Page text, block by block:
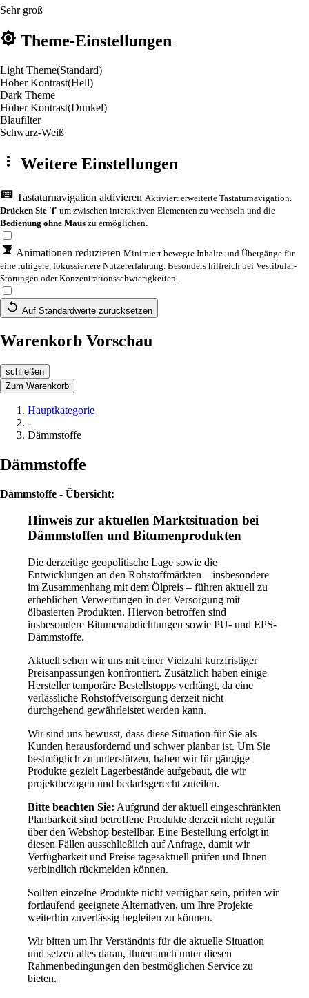
Sehr groß
Theme-Einstellungen
Light Theme(Standard)
Hoher Kontrast(Hell)
Dark Theme
Hoher Kontrast(Dunkel)
Blaufilter
Schwarz-Weiß
Weitere Einstellungen
Tastaturnavigation aktivieren Aktiviert erweiterte Tastaturnavigation.
Drücken Sie 'f' um zwischen interaktiven Elementen zu wechseln und die
Bedienung ohne Maus zu ermöglichen.
Animationen reduzieren Minimiert bewegte Inhalte und Übergänge für
eine ruhigere, fokussiertere Nutzererfahrung. Besonders hilfreich bei Vestibular-
Störungen oder Konzentrationsschwierigkeiten.
Auf Standardwerte zurücksetzen
Warenkorb Vorschau
schließen
Zum Warenkorb
Hauptkategorie
-
Dämmstoffe
Dämmstoffe
Dämmstoffe - Übersicht:
Hinweis zur aktuellen Marktsituation bei
Dämmstoffen und Bitumenprodukten
Die derzeitige geopolitische Lage sowie die
Entwicklungen an den Rohstoffmärkten – insbesondere
im Zusammenhang mit dem Ölpreis – führen aktuell zu
erheblichen Verwerfungen in der Versorgung mit
ölbasierten Produkten. Hiervon betroffen sind
insbesondere Bitumenabdichtungen sowie PU- und EPS-
Dämmstoffe.
Aktuell sehen wir uns mit einer Vielzahl kurzfristiger
Preisanpassungen konfrontiert. Zusätzlich haben einige
Hersteller temporäre Bestellstopps verhängt, da eine
verlässliche Rohstoffversorgung derzeit nicht
durchgehend gewährleistet werden kann.
Wir sind uns bewusst, dass diese Situation für Sie als
Kunden herausfordernd und schwer planbar ist. Um Sie
bestmöglich zu unterstützen, haben wir für gängige
Produkte gezielt Lagerbestände aufgebaut, die wir
projektbezogen und bedarfsgerecht zuteilen.
Bitte beachten Sie: Aufgrund der aktuell eingeschränkten
Planbarkeit sind betroffene Produkte derzeit nicht regulär
über den Webshop bestellbar. Eine Bestellung erfolgt in
diesen Fällen ausschließlich auf Anfrage, damit wir
Verfügbarkeit und Preise tagesaktuell prüfen und Ihnen
verbindlich rückmelden können.
Sollten einzelne Produkte nicht verfügbar sein, prüfen wir
fortlaufend geeignete Alternativen, um Ihre Projekte
weiterhin zuverlässig begleiten zu können.
Wir bitten um Ihr Verständnis für die aktuelle Situation
und setzen alles daran, Ihnen auch unter diesen
Rahmenbedingungen den bestmöglichen Service zu
bieten.